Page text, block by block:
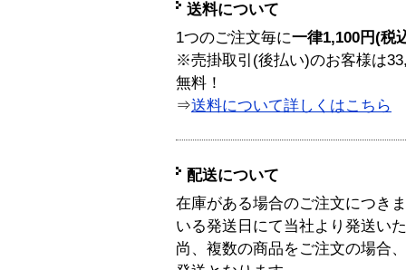
送料について
1つのご注文毎に一律1,100円(税
※売掛取引(後払い)のお客様は
無料！
⇒送料について詳しくはこちら
配送について
在庫がある場合のご注文につき
いる発送日にて当社より発送い
尚、複数の商品をご注文の場合